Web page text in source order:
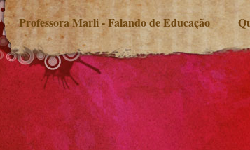
Professora Marli - Falando de Educação